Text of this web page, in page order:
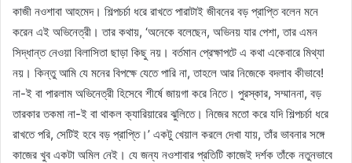
কাজী নওশাবা আহমেদ। শিল্পচর্চা ধরে রাখতে পারাটাই জীবনের বড় প্রাপ্তি বলেন মনে
করেন এই অভিনেত্রী। তার কথায়, ‘অনেকে বলেছেন, অভিনয় যার পেশা, তার এমন
সিদ্ধান্ত নেওয়া বিলাসিতা ছাড়া কিছু নয়। বর্তমান প্রেক্ষাপটে এ কথা একেবারে মিথ্যা
নয়। কিন্তু আমি যে মনের বিপক্ষে যেতে পারি না, তাহলে আর নিজেকে বদলাব কীভাবে!
না-ই বা পারলাম অভিনেত্রী হিসেবে শীর্ষে জায়গা করে নিতে। পুরস্কার, সম্মাননা, বড়
তারকার তকমা না-ই বা থাকল ক্যারিয়ারের ঝুলিতে। নিজের মতো করে যদি শিল্পচর্চা ধরে
রাখতে পরি, সেটিই হবে বড় প্রাপ্তি।’ একটু খেয়াল করলে দেখা যায়, তাঁর ভাবনার সঙ্গে
কাজের খুব একটা অমিল নেই। যে জন্য নওশাবার প্রতিটি কাজেই দর্শক তাঁকে নতুনভাবে